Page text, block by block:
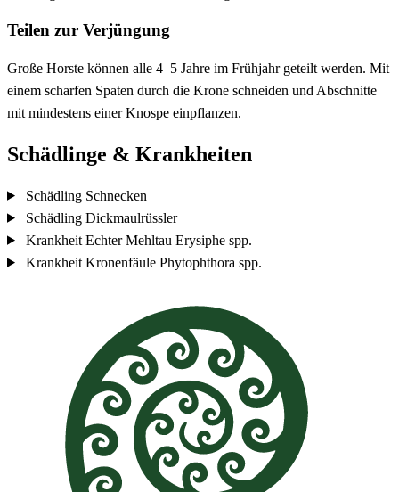
Teilen zur Verjüngung
Große Horste können alle 4–5 Jahre im Frühjahr geteilt werden. Mit
einem scharfen Spaten durch die Krone schneiden und Abschnitte
mit mindestens einer Knospe einpflanzen.
Schädlinge & Krankheiten
Schädling Schnecken
Schädling Dickmaulrüssler
Krankheit Echter Mehltau Erysiphe spp.
Krankheit Kronenfäule Phytophthora spp.